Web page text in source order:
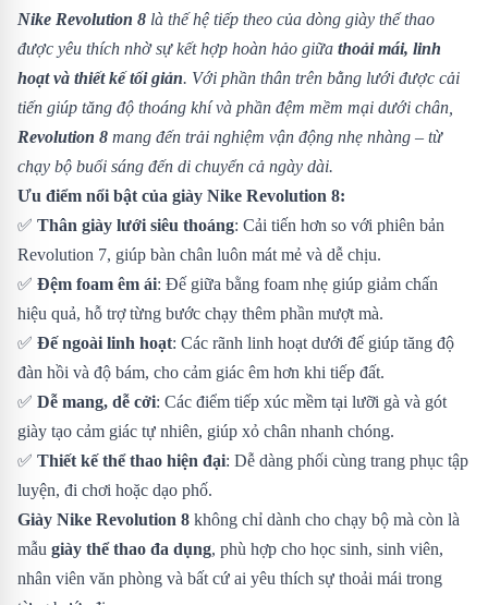
Nike Revolution 8 là thế hệ tiếp theo của dòng giày thể thao
được yêu thích nhờ sự kết hợp hoàn hảo giữa thoải mái, linh
hoạt và thiết kế tối giản. Với phần thân trên bằng lưới được cải
tiến giúp tăng độ thoáng khí và phần đệm mềm mại dưới chân,
Revolution 8 mang đến trải nghiệm vận động nhẹ nhàng – từ
chạy bộ buổi sáng đến di chuyển cả ngày dài.
Ưu điểm nổi bật của giày Nike Revolution 8:
✅ Thân giày lưới siêu thoáng: Cải tiến hơn so với phiên bản
Revolution 7, giúp bàn chân luôn mát mẻ và dễ chịu.
✅ Đệm foam êm ái: Đế giữa bằng foam nhẹ giúp giảm chấn
hiệu quả, hỗ trợ từng bước chạy thêm phần mượt mà.
✅ Đế ngoài linh hoạt: Các rãnh linh hoạt dưới đế giúp tăng độ
đàn hồi và độ bám, cho cảm giác êm hơn khi tiếp đất.
✅ Dễ mang, dễ cởi: Các điểm tiếp xúc mềm tại lưỡi gà và gót
giày tạo cảm giác tự nhiên, giúp xỏ chân nhanh chóng.
✅ Thiết kế thể thao hiện đại: Dễ dàng phối cùng trang phục tập
luyện, đi chơi hoặc dạo phố.
Giày Nike Revolution 8 không chỉ dành cho chạy bộ mà còn là
mẫu giày thể thao đa dụng, phù hợp cho học sinh, sinh viên,
nhân viên văn phòng và bất cứ ai yêu thích sự thoải mái trong